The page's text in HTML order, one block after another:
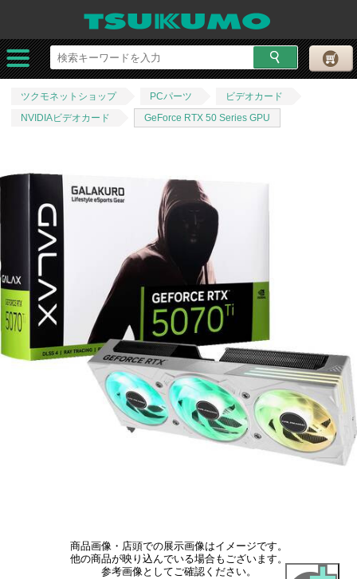
ツクモネットショップ PCパーツ
ビデオカード
NVIDIAビデオカード
GeForce RTX 50 Series GPU
商品画像・店頭での展示画像はイメージです。
他の商品が映り込んでいる場合もございます。
参考画像としてご確認ください。